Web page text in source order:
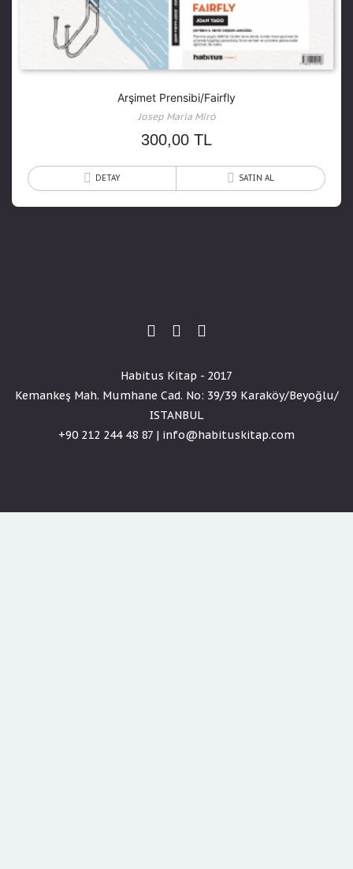
Arşimet Prensibi/Fairfly
Josep Maria Miró
300,00 TL
DETAY SATIN AL
Habitus Kitap - 2017
Kemankeş Mah. Mumhane Cad. No: 39/39 Karaköy/Beyoğlu/
ISTANBUL
+90 212 244 48 87 | info@habituskitap.com